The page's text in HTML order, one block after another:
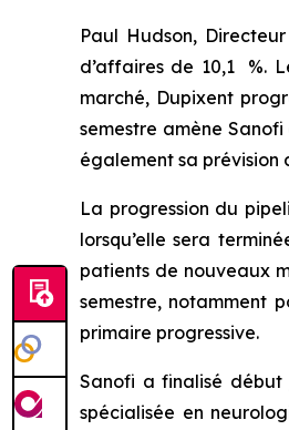
Paul Hudson,
d’affaires de 10,1 %.
marché, Dupixent
semestre amène
également sa prévision
La progression du
lorsqu’elle sera
patients de nouveaux
semestre, notamment
primaire progressive.
Sanofi a finalisé début
spécialisée en